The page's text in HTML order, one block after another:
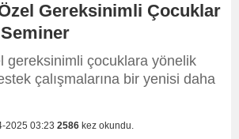
Gereksinimli Çocuklar
gereksinimli çocuklara yönelik
çalışmalarına bir yenisi daha
2025 03:23 2586 kez okundu.